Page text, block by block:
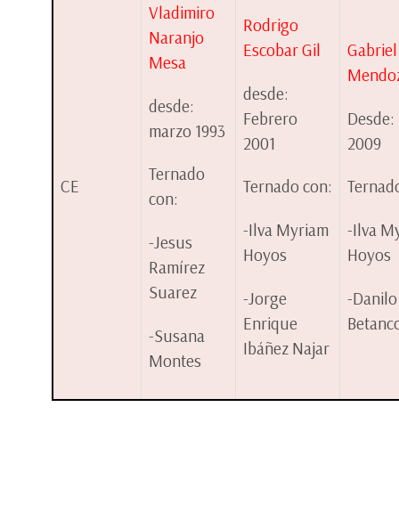
CE
Vladimiro
Naranjo
Mesa
desde:
marzo 1993
Ternado
con:
-Jesus
Ramírez
Suarez
-Susana
Montes
Rodrigo
Escobar Gil
desde:
Febrero
2001
Ternado con:
-Ilva Myriam
Hoyos
-Jorge
Enrique
Ibáñez Najar
2009
-Ilva
Hoyos
-